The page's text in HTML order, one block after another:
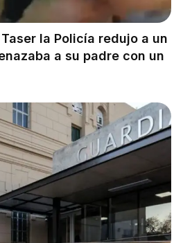
la Policía redujo a un
a su padre con un